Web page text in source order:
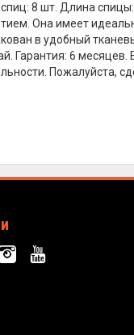
8 шт. Длина спицы:
Она имеет
в удобный
Гарантия: 6 месяцев.
Пожалуйста,